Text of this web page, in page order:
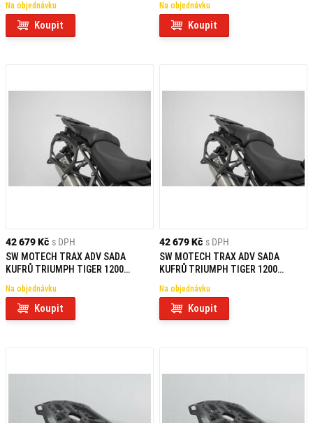
Na objednávku
Koupit
Na objednávku
Koupit
42 679 Kč s DPH
SW MOTECH TRAX ADV SADA
KUFRŮ TRIUMPH TIGER 1200
Na objednávku
Koupit
42 679 Kč s DPH
SW MOTECH TRAX ADV SADA
KUFRŮ TRIUMPH TIGER 1200
Na objednávku
Koupit